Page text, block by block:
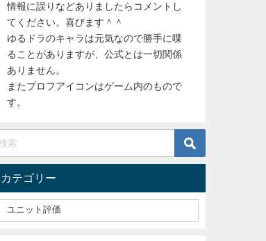
情報に誤りなどありましたらコメントし
てください。喜びます＾＾
ゆるドラのキャラは元気なので勝手に喋
ることがありますが、公式とは一切関係
ありません。
またプロフアイコンはゲーム内のもので
す。
カテゴリー